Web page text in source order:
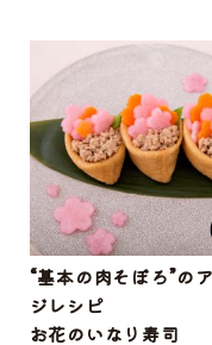
“基本の肉そぼろ”の
ジレシピ
お花のいなり寿司